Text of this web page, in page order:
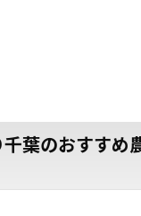
葉のおすすめ